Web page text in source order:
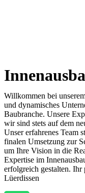
Willkommen bei
und dynamisches
Baubranche. Unsere
wir sind stets auf dem
Unser erfahrenes Team
finalen Umsetzung zur
um Ihre Vision in die
Expertise im
erfolgreich gestalten. Ihr
Lüerdissen